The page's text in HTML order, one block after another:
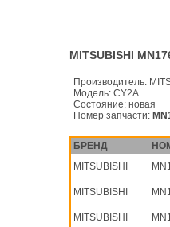
MITSUBISHI
Производитель:
Модель: CY2A
Состояние: новая
Номер запчасти:
БРЕНД
MITSUBISHI
MITSUBISHI
MITSUBISHI